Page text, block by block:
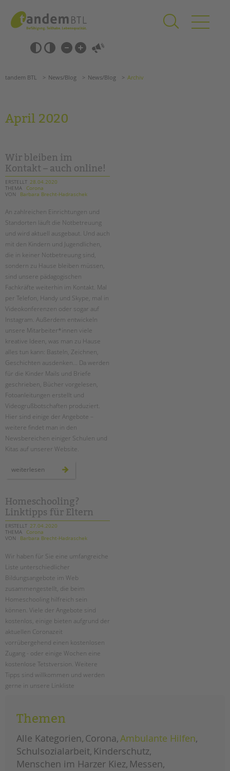
springen
Barrierefrei-
Einstellungen
überspringen
überspringen
Grundschulen
Förderzentren
Kollegs
EFöB
Schulbezogene Sozialarbeit
HILFEN ZUR ERZIEHUNG
EINGLIEDERUNGSHILFE
BETREUTES WOHNEN
TANDEM BTL AKADEMIE
Zertfikatskurse
Seminarkalender
Seminarräume
STADTTEILARBEIT
PROFIL | LEITBILD
Bereiche im Überblick
Kinder- und Jugendschutz
Unsere Videos
Gesellschafter VdK
schoolcoach BTL
Stellenangebote
tandem als Arbeitgeberin
NEWS/BLOG
Briefe an Kai
PRESSE
Magazin
KONTAKT
Impressum
Datenschutz
Hinweisgebersystem
Intranet
Suchen
tandem BTL News/Blog News/Blog Archiv
April 2020
Wir bleiben im
Kontakt – auch online!
ERSTELLT 28.04.2020
THEMA Corona
VON
Barbara Brecht-Hadraschek
An zahlreichen Einrichtungen und
Standorten läuft die Notbetreuung
und wird aktuell ausgebaut. Und auch
mit den Kindern und Jugendlichen,
die in keiner Notbetreuung sind,
sondern zu Hause bleiben müssen,
sind unsere pädagogischen
Fachkräfte weiterhin im Kontakt. Mal
per Telefon, Handy und Skype, mal in
Videokonferenzen oder sogar auf
Instagram. Außerdem entwickeln
unsere Mitarbeiter*innen viele
kreative Ideen, was man zu Hause
alles tun kann: Basteln, Zeichnen,
Geschichten ausdenken... Da werden
für die Kinder Mails und Briefe
geschrieben, Bücher vorgelesen,
Fotoanleitungen erstellt und
Videogrußbotschaften produziert.
Hier sind einige der Angebote –
weitere findet man in den
Newsbereichen einiger Schulen und
Kitas auf unserer Website.
weiterlesen
bleiben
auch
online!
Homeschooling?
Linktipps für Eltern
ERSTELLT 27.04.2020
THEMA Corona
VON
Barbara Brecht-Hadraschek
Wir haben für Sie eine umfangreiche
Liste unterschiedlicher
Bildungsangebote im Web
zusammengestellt, die beim
Homeschooling hilfreich sein
können. Viele der Angebote sind
kostenlos, einige bieten aufgrund der
aktuellen Coronazeit
vorrübergehend einen kostenlosen
Zugang - oder einige Wochen eine
kostenlose Tetstversion. Weitere
Tipps sind willkommen und werden
gerne in unsere Linkliste
für
eltern
Themen
Alle Kategorien Corona Ambulante Hilfen
Schulsozialarbeit Kinderschutz
Menschen im Harzer Kiez Messen